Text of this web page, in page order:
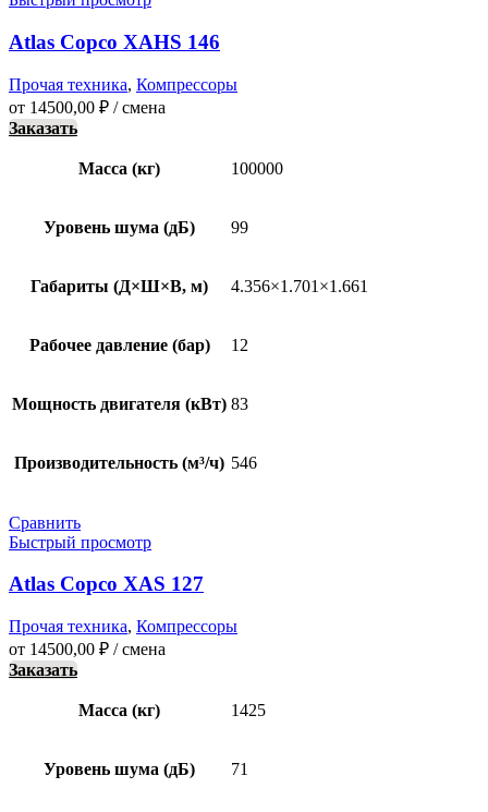
Atlas Copco XAHS 146
Прочая техника, Компрессоры
от 14500,00 ₽ / смена
Заказать
Масса (кг) 100000
Уровень шума (дБ) 99
Габариты (Д×Ш×В, м) 4.356×1.701×1.661
Рабочее давление (бар) 12
Мощность двигателя (кВт) 83
Производительность (м³/ч) 546
Сравнить
Быстрый просмотр
Atlas Copco XAS 127
Прочая техника, Компрессоры
от 14500,00 ₽ / смена
Заказать
Масса (кг) 1425
Уровень шума (дБ) 71